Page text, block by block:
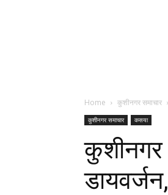
Home कुशीनगर समाचार
कुशीनगर समाचार कसया